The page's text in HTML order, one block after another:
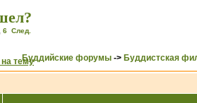
6 След.
Буддийские форумы -> Буддистская